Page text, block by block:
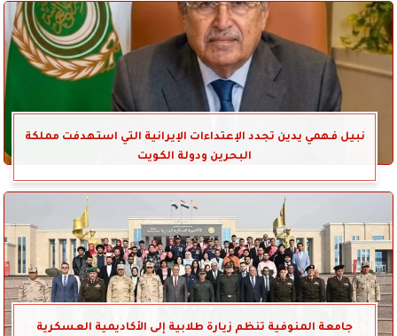
نبيل فهمي يدين تجدد الإعتداءات الإيرانية التي استهدفت مملكة
البحرين ودولة الكويت
جامعة المنوفية تنظم زيارة طلابية إلى الأكاديمية العسكرية